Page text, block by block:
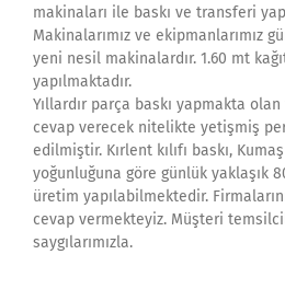
makinaları ile baskı ve transferi
Makinalarımız ve ekipmanlarımız
yeni nesil makinalardır. 1.60 mt
yapılmaktadır.
Yıllardır parça baskı yapmakta
cevap verecek nitelikte yetişmiş
edilmiştir. Kırlent kılıfı baskı,
yoğunluğuna göre günlük yaklaşık
üretim yapılabilmektedir.
cevap vermekteyiz. Müşteri
saygılarımızla.